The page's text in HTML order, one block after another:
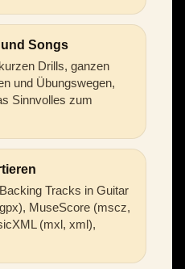
Songs
Drills, ganzen
und Übungswegen,
Sinnvolles zum
Tracks in Guitar
MuseScore (mscz,
(mxl, xml),